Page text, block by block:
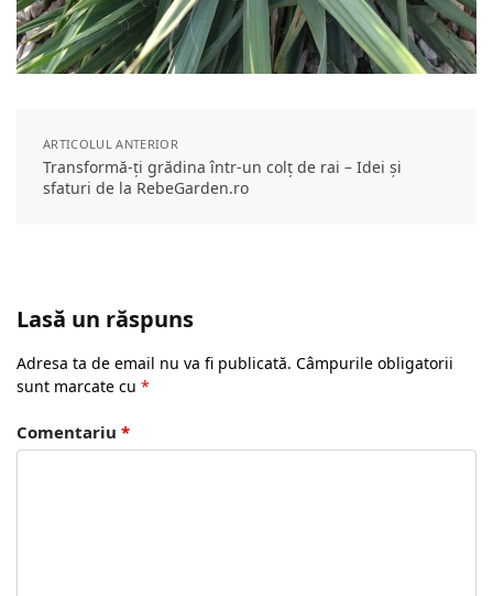
ARTICOLUL ANTERIOR
Transformă-ți grădina într-un colț de rai – Idei și
sfaturi de la RebeGarden.ro
Lasă un răspuns
Adresa ta de email nu va fi publicată. Câmpurile obligatorii
sunt marcate cu *
Comentariu *